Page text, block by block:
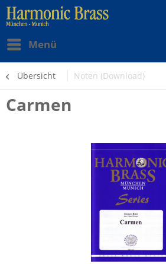
Menü
Übersicht Noten (Download)
Carmen